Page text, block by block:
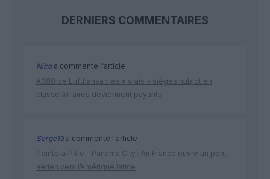
DERNIERS COMMENTAIRES
Nicoa commenté l'article :
A380 de Lufthansa : les « vrais » sièges hublot en
classe Affaires deviennent payants
Serge13a commenté l'article :
Pointe‑à‑Pitre – Panama City : Air France ouvre un pont
aérien vers l’Amérique latine